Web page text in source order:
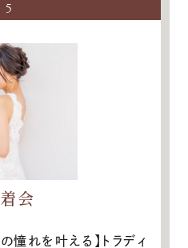
5
会
憧れを叶える】トラディ